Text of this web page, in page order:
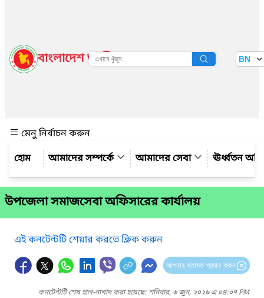
বাংলাদেশ জাতীয় তথ্য বাতায়ন BN
মেনু নির্বাচন করুন
আমাদের সম্পর্কে
আমাদের সেবা ঊর্ধ্বতন
উপজেলা সমাজসেবা অফিসারের কার্যালয়
এই কনটেন্টটি শেয়ার করতে ক্লিক করুন
আপনার মতামত প্রদান করুন
কনটেন্টটি শেষ হাল-নাগাদ করা হয়েছে: শনিবার, ৬ জুন, ২০২৬ এ ০৪:০৭ PM